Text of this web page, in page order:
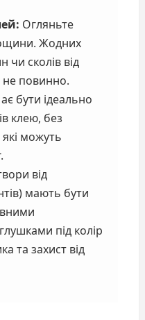
Огляньте
Жодних
чи сколів від
не повинно.
бути ідеально
клею, без
які можуть
від
мають бути
під колір
та захист від